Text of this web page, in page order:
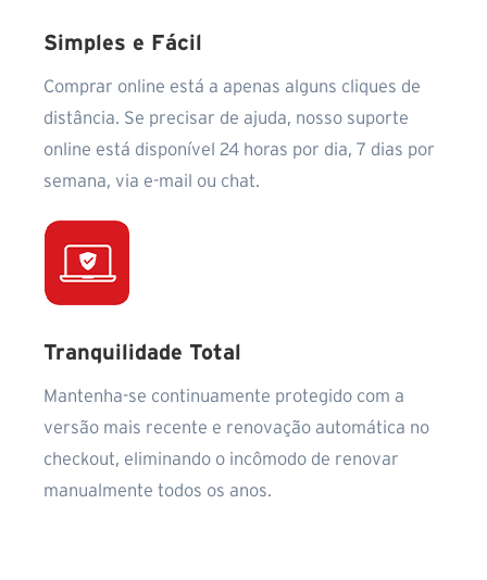
Simples e Fácil
Comprar online está a apenas alguns cliques de
distância. Se precisar de ajuda, nosso suporte
online está disponível 24 horas por dia, 7 dias por
semana, via e-mail ou chat.
Tranquilidade Total
Mantenha-se continuamente protegido com a
versão mais recente e renovação automática no
checkout, eliminando o incômodo de renovar
manualmente todos os anos.